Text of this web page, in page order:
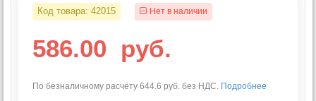
Код товара: 42015 Нет в наличии
586.00 руб.
По безналичному расчёту 644.6 руб. без НДС. Подробнее